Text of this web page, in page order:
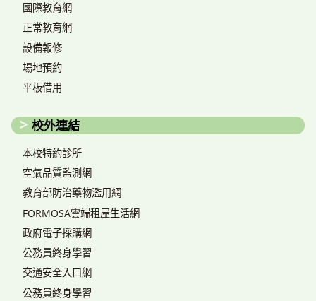
國際教育網
正常教育網
設備報修
場地預約
平板借用
校外連結
本校特約診所
空氣品質監測網
教育部防治藥物濫用網
FORMOSA雲端租屋生活網
政府電子採購網
公務員終身學習
交通安全入口網
公務員終身學習